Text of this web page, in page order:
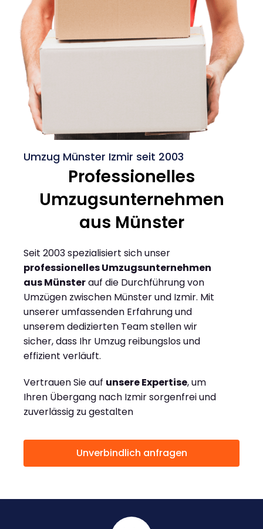
Umzug Münster Izmir seit 2003
Professionelles
Umzugsunternehmen
aus Münster
Seit 2003 spezialisiert sich unser
professionelles Umzugsunternehmen
aus Münsterauf die Durchführung von
Umzügen zwischen Münster und Izmir. Mit
unserer umfassenden Erfahrung und
unserem dedizierten Team stellen wir
sicher, dass Ihr Umzug reibungslos und
effizient verläuft.
Vertrauen Sie auf unsere Expertise, um
Ihren Übergang nach Izmir sorgenfrei und
zuverlässig zu gestalten
Unverbindlich anfragen